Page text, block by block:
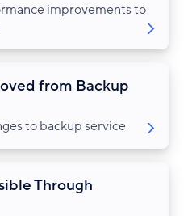
improvements to
from Backup
to backup service
Through